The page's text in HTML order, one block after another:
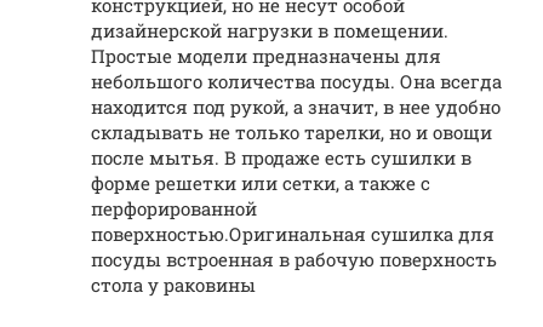
конструкцией, но не несут особой
дизайнерской нагрузки в помещении.
Простые модели предназначены для
небольшого количества посуды. Она всегда
находится под рукой, а значит, в нее удобно
складывать не только тарелки, но и овощи
после мытья. В продаже есть сушилки в
форме решетки или сетки, а также с
перфорированной
поверхностью.Оригинальная сушилка для
посуды встроенная в рабочую поверхность
стола у раковины